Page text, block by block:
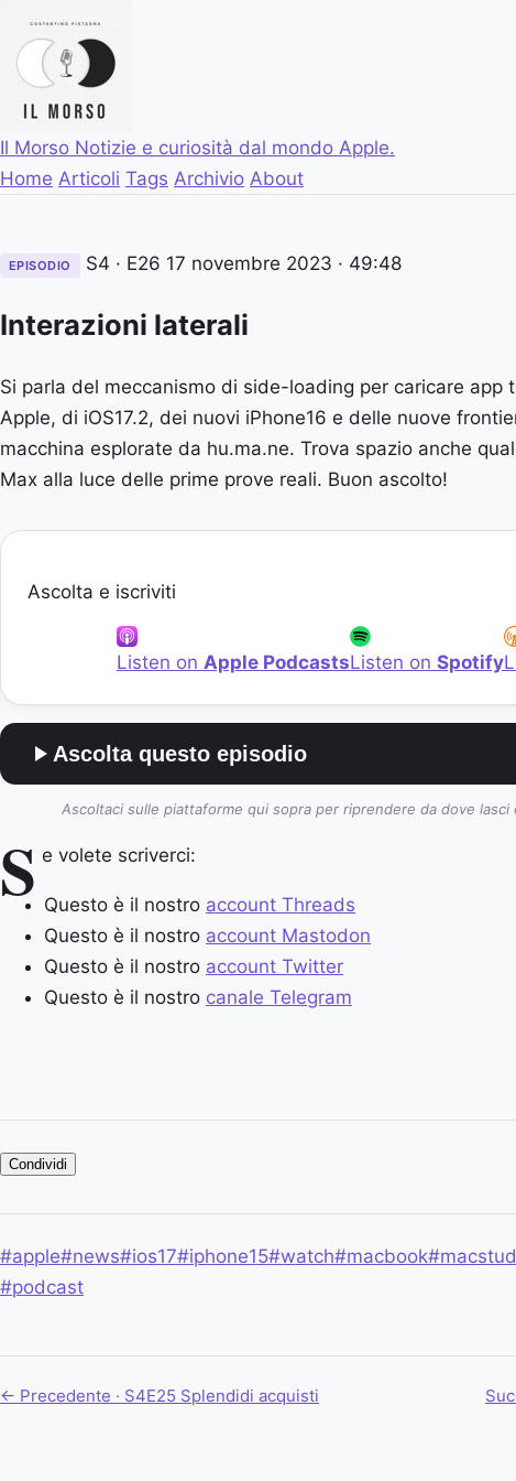
Il Morso Notizie e curiosità dal mondo Apple.
Home Articoli Tags Archivio About
EPISODIO S4 · E26 17 novembre 2023 · 49:48
Interazioni laterali
Si parla del meccanismo di side-loading per caricare app
Apple, di iOS17.2, dei nuovi iPhone16 e delle nuove
macchina esplorate da hu.ma.ne. Trova spazio anche
Max alla luce delle prime prove reali. Buon ascolto!
Ascolta e iscriviti
Listen on Apple PodcastsListen on Spotify
Ascolta questo episodio
Ascoltaci sulle piattaforme qui sopra per riprendere da dove
S e volete scriverci:
Questo è il nostro account Threads
Questo è il nostro account Mastodon
Questo è il nostro account Twitter
Questo è il nostro canale Telegram
Condividi
#apple#news#ios17#iphone15#watch#macbook
#podcast
← Precedente · S4E25 Splendidi acquisti